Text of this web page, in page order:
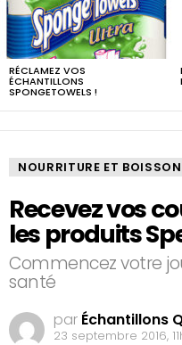
ÉCHANTILLONS
RÉCLAMEZ VOS
ÉCHANTILLONS
SPONGETOWELS !
NOURRITURE ET
Recevez vos
les produits
Commencez votre
santé
par Échantillons
23 septembre 2016,